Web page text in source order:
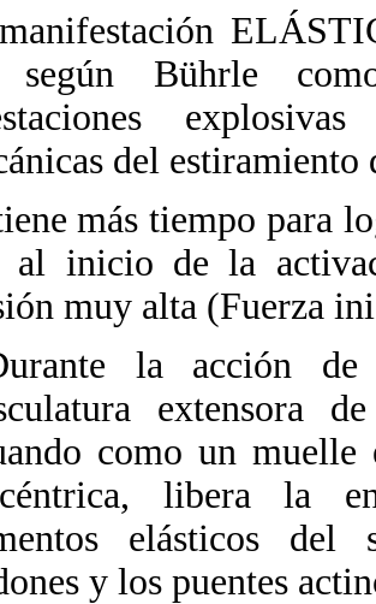
según Bührle
del estiramiento
más tiempo para
al inicio de la
muy alta (Fuerza
la acción de
extensora
como un
libera la
elásticos del
y los puentes